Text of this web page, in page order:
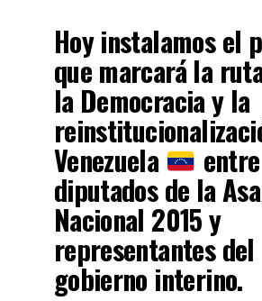
Hoy instalamos el
que marcará la
la Democracia y la
Venezuela entre
diputados de la
Nacional 2015 y
representantes del
gobierno interino.